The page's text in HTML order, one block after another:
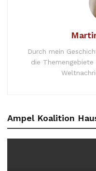
Durch mein
die
Ampel Koalition